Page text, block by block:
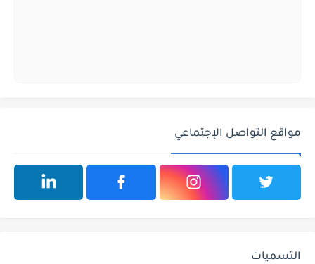
مواقع التواصل الإجتماعي
التسميات